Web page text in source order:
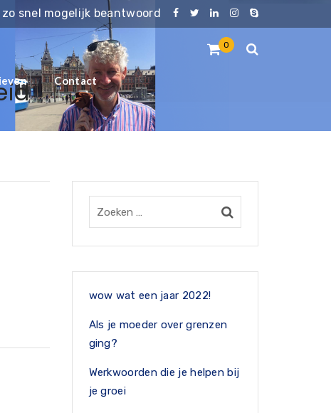
snel mogelijk beantwoord
0
Contact
wow wat een jaar 2022!
Als je moeder over grenzen
ging?
Werkwoorden die je helpen bij
je groei